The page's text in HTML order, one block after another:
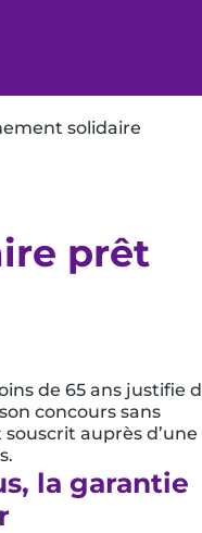
solidaire
prêt
de 65 ans justifie
concours sans
auprès d’une
la garantie